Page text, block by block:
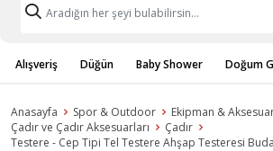
Alışveriş Düğün Baby Shower Doğum
Anasayfa Spor & Outdoor Ekipman &
Çadır ve Çadır Aksesuarları
Çadır
Testere - Cep Tipi Tel Testere Ahşap Testeresi